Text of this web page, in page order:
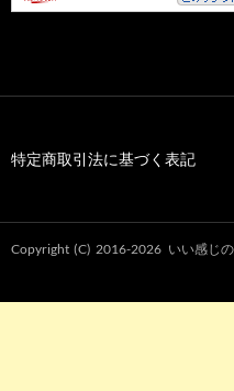
特定商取引法に基づく表記
Copyright (C) 2016-2026 いい感じ